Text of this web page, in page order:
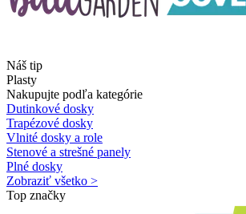
Náš tip
Plasty
Nakupujte podľa kategórie
Dutinkové dosky
Trapézové dosky
Vlnité dosky a role
Stenové a strešné panely
Plné dosky
Zobraziť všetko >
Top značky